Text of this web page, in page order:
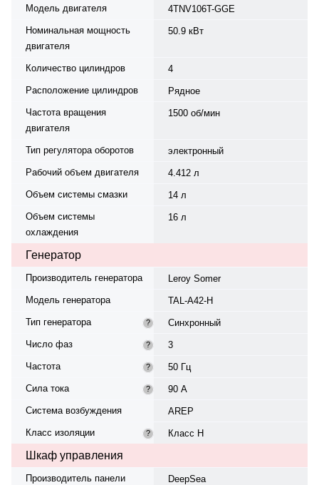
Модель двигателя
4TNV106T-GGE
Номинальная мощность
двигателя
50.9 кВт
Количество цилиндров
4
Расположение цилиндров
Рядное
Частота вращения
двигателя
1500 об/мин
Тип регулятора оборотов
электронный
Рабочий объем двигателя
4.412 л
Объем системы смазки
14 л
Объем системы
охлаждения
16 л
Генератор
Производитель генератора
Leroy Somer
Модель генератора
TAL-A42-H
Тип генератора
?
Синхронный
Число фаз
?
3
Частота
?
50 Гц
Сила тока
?
90 А
Система возбуждения
AREP
Класс изоляции
? Класс H
Шкаф управления
Производитель панели
DeepSea